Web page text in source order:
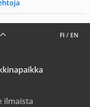
FI / EN
ilmaista